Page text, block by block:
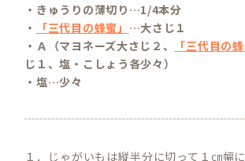
・きゅうりの薄切り…1/4本分
・
「三代目の蜂蜜」 …大さじ１
・Ａ（マヨネーズ大さじ２、
「三代目の蜂
じ１、塩・こしょう各少々）
・塩…少々
１．じゃがいもは縦半分に切って１㎝幅